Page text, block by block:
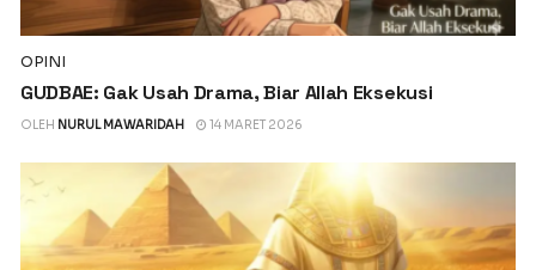
OPINI
GUDBAE: Gak Usah Drama, Biar Allah Eksekusi
OLEH NURUL MAWARIDAH 14 MARET 2026